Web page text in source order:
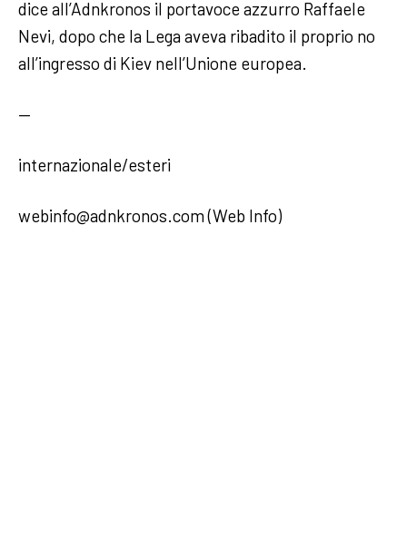
dice all’Adnkronos il portavoce azzurro Raffaele
Nevi, dopo che la Lega aveva ribadito il proprio no
all’ingresso di Kiev nell’Unione europea.
—
internazionale/esteri
webinfo@adnkronos.com (Web Info)